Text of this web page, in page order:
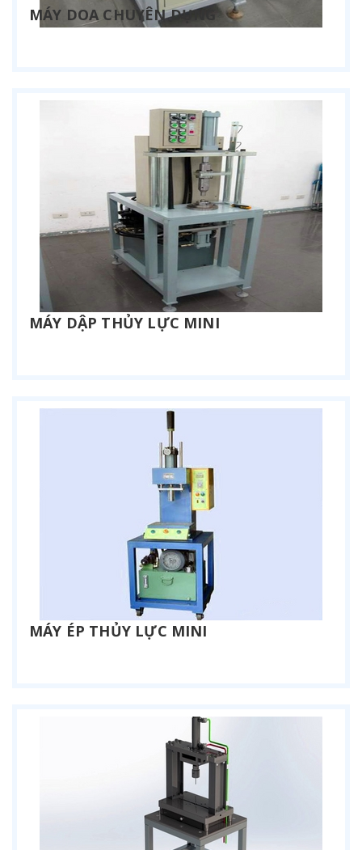
MÁY DOA CHUYÊN DỤNG
MÁY DẬP THỦY LỰC MINI
MÁY ÉP THỦY LỰC MINI